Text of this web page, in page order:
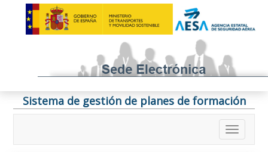
Sistema de gestión de planes de formación